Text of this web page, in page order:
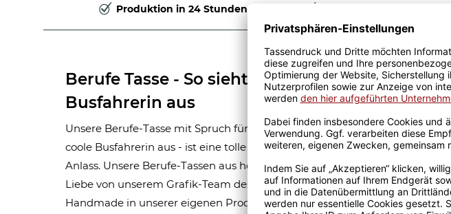
Produktion in 24 Stunden
Berufe Tasse - So sieht eine richtig coole
Busfahrerin aus
Unsere Berufe-Tasse mit Spruch für Frauen-Berufe - So sieht eine richtig
coole Busfahrerin aus - ist eine tolle Geschenkidee, egal zu welchem
Anlass. Unsere Berufe-Tassen aus hochwertiger Keramik wurden mit viel
Liebe von unserem Grafik-Team designt. Mit viel Erfahrung werden sie
Handmade in unserer eigenen Produktion bedruckt. Die Kaffeebecher sind